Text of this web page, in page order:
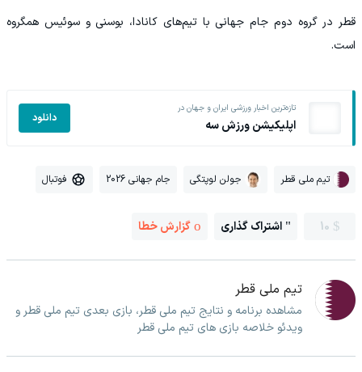
قطر در گروه دوم جام جهانی با تیم‌های کانادا، بوسنی و سوئیس همگروه
است.
تازه‌ترین اخبار ورزشی ایران و جهان در
اپلیکیشن ورزش سه دانلود
تیم ملی قطر جولن لوپتگی جام جهانی 2026 فوتبال
10 اشتراک گذاری گزارش خطا
تیم ملی قطر
مشاهده برنامه و نتایج تیم ملی قطر، بازی بعدی تیم ملی قطر و
ویدئو خلاصه بازی های تیم ملی قطر